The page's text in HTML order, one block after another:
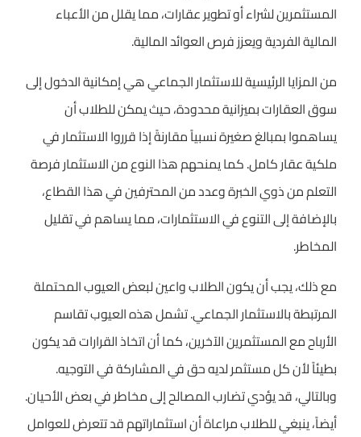
المستثمرين لشراء أو تطوير عقارات، مما يقلل من الأعباء
المالية الفردية ويعزز فرص العوائد المالية.
من المزايا الرئيسية للاستثمار الجماعي هي إمكانية الدخول إلى
سوق العقارات بميزانية محدودة، حيث يمكن للطلاب أن
يساهموا بمبالغ صغيرة نسبياً مقارنةً إذا قرروا الاستثمار في
ملكية عقار كامل. كما يمنحهم هذا النوع من الاستثمار فرصة
التعلم من ذوي الخبرة وعدد من المحترفين في هذا القطاع،
بالإضافة إلى التنوع في الاستثمارات، مما يساهم في تقليل
المخاطر.
مع ذلك، يجب أن يكون الطلاب واعين لبعض العيوب المحتملة
المرتبطة بالاستثمار الجماعي. تشمل هذه العيوب تقاسم
الأرباح مع المستثمرين الآخرين، كما أن اتخاذ القرارات قد يكون
بطيئاً لأن كل مستثمر لديه حق في المشاركة في التوجيه.
وبالتالي، قد يؤدي تضارب المصالح إلى مخاطر في بعض الأحيان.
أيضاً، ينبغي للطلاب مراعاة أن استثماراتهم قد تتعرض للعوامل